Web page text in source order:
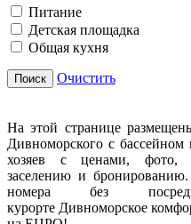
Питание
Детская площадка
Общая кухня
Поиск Очистить
На этой странице
Дивноморского с
хозяев с ценами, фото,
заселению и
номера без
курорте Дивноморское